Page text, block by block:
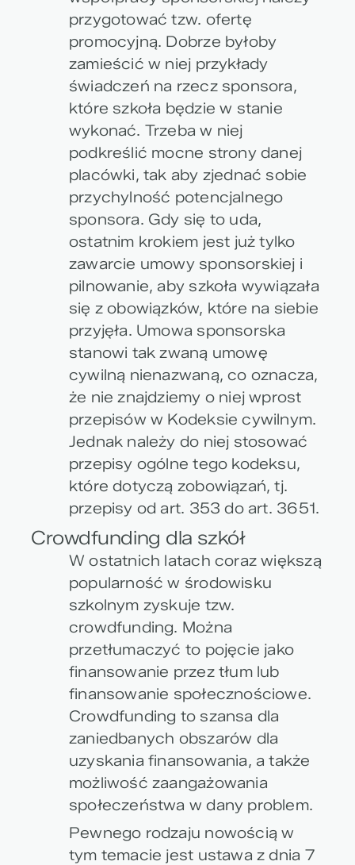
przygotować tzw. ofertę
promocyjną. Dobrze byłoby
zamieścić w niej przykłady
świadczeń na rzecz sponsora,
które szkoła będzie w stanie
wykonać. Trzeba w niej
podkreślić mocne strony danej
placówki, tak aby zjednać sobie
przychylność potencjalnego
sponsora. Gdy się to uda,
ostatnim krokiem jest już tylko
zawarcie umowy sponsorskiej i
pilnowanie, aby szkoła wywiązała
się z obowiązków, które na siebie
przyjęła. Umowa sponsorska
stanowi tak zwaną umowę
cywilną nienazwaną, co oznacza,
że nie znajdziemy o niej wprost
przepisów w Kodeksie cywilnym.
Jednak należy do niej stosować
przepisy ogólne tego kodeksu,
które dotyczą zobowiązań, tj.
przepisy od art. 353 do art. 3651.
Crowdfunding dla szkół
W ostatnich latach coraz większą
popularność w środowisku
szkolnym zyskuje tzw.
crowdfunding. Można
przetłumaczyć to pojęcie jako
finansowanie przez tłum lub
finansowanie społecznościowe.
Crowdfunding to szansa dla
zaniedbanych obszarów dla
uzyskania finansowania, a także
możliwość zaangażowania
społeczeństwa w dany problem.
Pewnego rodzaju nowością w
tym temacie jest ustawa z dnia 7